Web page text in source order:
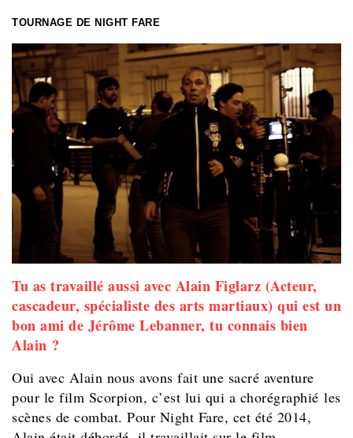
TOURNAGE DE NIGHT FARE
Tu as travaillé aussi avec Alain Figlarz (Acteur,
cascadeur, spécialiste des arts martiaux) qui est un
bon ami de Jérôme Lebanner, tu connais bien
Alain ?
Oui avec Alain nous avons fait une sacré aventure
pour le film Scorpion, c’est lui qui a chorégraphié les
scènes de combat. Pour Night Fare, cet été 2014,